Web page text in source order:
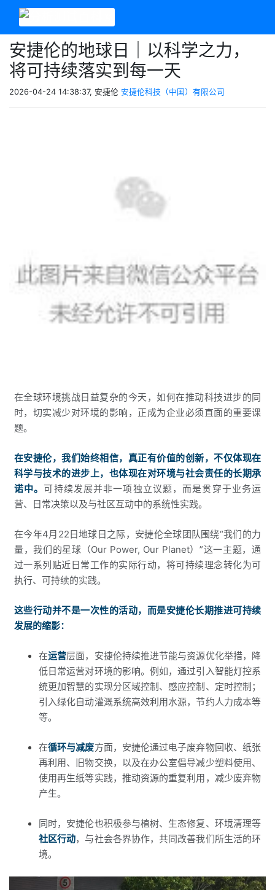
安捷伦的地球日｜以科学之力，
将可持续落实到每一天
2026-04-24 14:38:37, 安捷伦 安捷伦科技（中国）有限公司
在全球环境挑战日益复杂的今天，如何在推动科技进步的同
时，切实减少对环境的影响，正成为企业必须直面的重要课
题。
在安捷伦，我们始终相信，真正有价值的创新，不仅体现在
科学与技术的进步上，也体现在对环境与社会责任的长期承
诺中。可持续发展并非一项独立议题，而是贯穿于业务运
营、日常决策以及与社区互动中的系统性实践。
在今年4月22日地球日之际，安捷伦全球团队围绕“我们的力
量，我们的星球（Our Power, Our Planet）”这一主题，通
过一系列贴近日常工作的实际行动，将可持续理念转化为可
执行、可持续的实践。
这些行动并不是一次性的活动，而是安捷伦长期推进可持续
发展的缩影：
在运营层面，安捷伦持续推进节能与资源优化举措，降
低日常运营对环境的影响。例如，通过引入智能灯控系
统更加智慧的实现分区域控制、感应控制、定时控制；
引入绿化自动灌溉系统高效利用水源，节约人力成本等
等。
在循环与减废方面，安捷伦通过电子废弃物回收、纸张
再利用、旧物交换，以及在办公室倡导减少塑料使用、
使用再生纸等实践，推动资源的重复利用，减少废弃物
产生。
同时，安捷伦也积极参与植树、生态修复、环境清理等
社区行动，与社会各界协作，共同改善我们所生活的环
境。